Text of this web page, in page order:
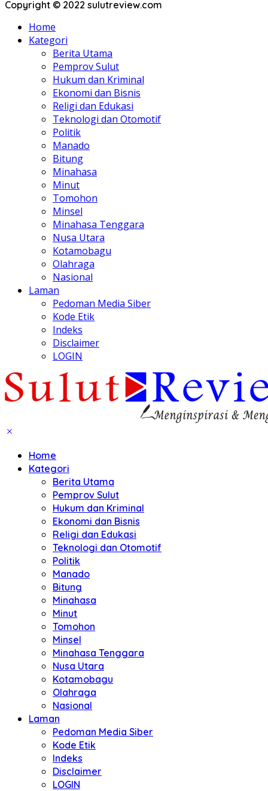
Copyright © 2022 sulutreview.com
Home
Kategori
Berita Utama
Pemprov Sulut
Hukum dan Kriminal
Ekonomi dan Bisnis
Religi dan Edukasi
Teknologi dan Otomotif
Politik
Manado
Bitung
Minahasa
Minut
Tomohon
Minsel
Minahasa Tenggara
Nusa Utara
Kotamobagu
Olahraga
Nasional
Laman
Pedoman Media Siber
Kode Etik
Indeks
Disclaimer
LOGIN
Home
Kategori
Berita Utama
Pemprov Sulut
Hukum dan Kriminal
Ekonomi dan Bisnis
Religi dan Edukasi
Teknologi dan Otomotif
Politik
Manado
Bitung
Minahasa
Minut
Tomohon
Minsel
Minahasa Tenggara
Nusa Utara
Kotamobagu
Olahraga
Nasional
Laman
Pedoman Media Siber
Kode Etik
Indeks
Disclaimer
LOGIN